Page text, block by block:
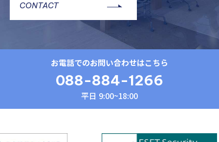
CONTACT
お電話でのお問い合わせはこちら
088-884-1266
平日 9:00~18:00